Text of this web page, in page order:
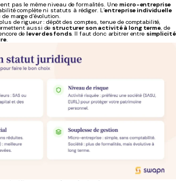
pas le même niveau de formalités. Unemicro-entreprise
complète ni statuts à rédiger. L’entreprise individuelle
marge d’évolution.
de rigueur : dépôt des comptes, tenue de comptabilité,
aussi de structurer son activité à long terme, de
delever des fonds. Il faut donc arbitrer entre simplicité
.